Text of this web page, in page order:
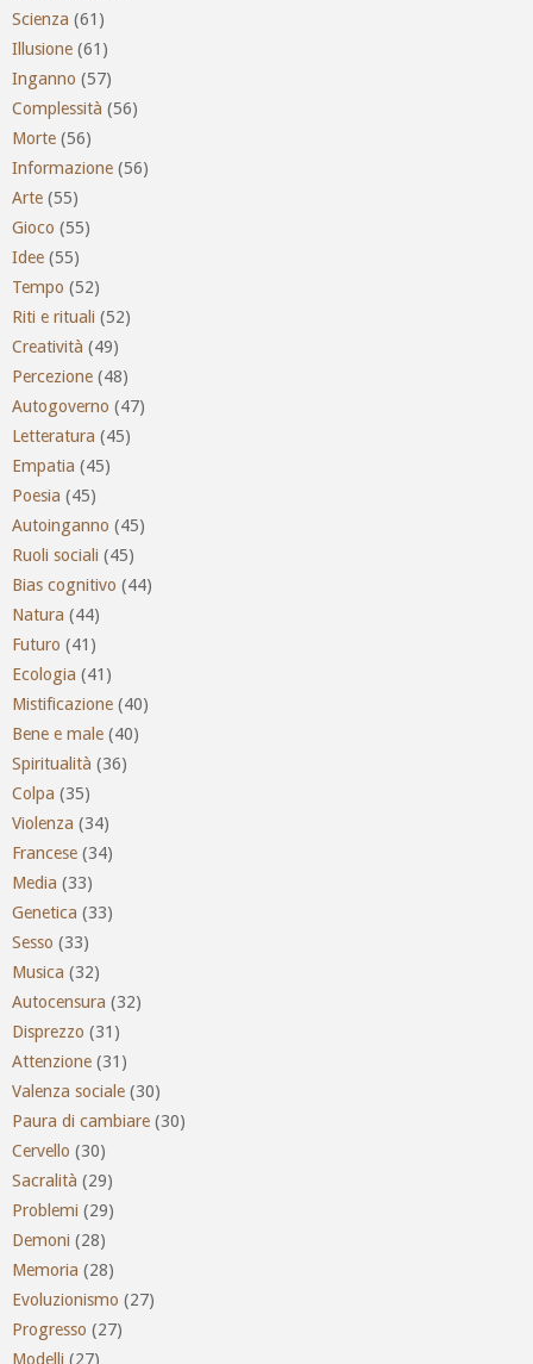
Scienza (61)
Illusione (61)
Inganno (57)
Complessità (56)
Morte (56)
Informazione (56)
Arte (55)
Gioco (55)
Idee (55)
Tempo (52)
Riti e rituali (52)
Creatività (49)
Percezione (48)
Autogoverno (47)
Letteratura (45)
Empatia (45)
Poesia (45)
Autoinganno (45)
Ruoli sociali (45)
Bias cognitivo (44)
Natura (44)
Futuro (41)
Ecologia (41)
Mistificazione (40)
Bene e male (40)
Spiritualità (36)
Colpa (35)
Violenza (34)
Francese (34)
Media (33)
Genetica (33)
Sesso (33)
Musica (32)
Autocensura (32)
Disprezzo (31)
Attenzione (31)
Valenza sociale (30)
Paura di cambiare (30)
Cervello (30)
Sacralità (29)
Problemi (29)
Demoni (28)
Memoria (28)
Evoluzionismo (27)
Progresso (27)
Modelli (27)